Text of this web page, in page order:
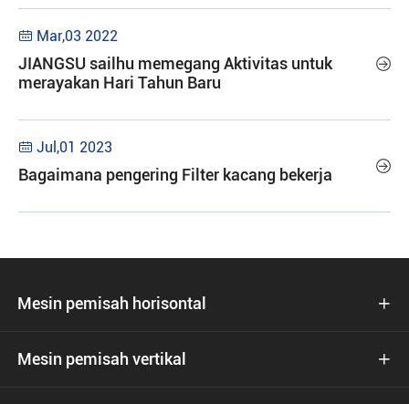
 Mar,03 2022
JIANGSU sailhu memegang Aktivitas untuk
merayakan Hari Tahun Baru

 Jul,01 2023
Bagaimana pengering Filter kacang bekerja 
Mesin pemisah horisontal 
Mesin pemisah vertikal 